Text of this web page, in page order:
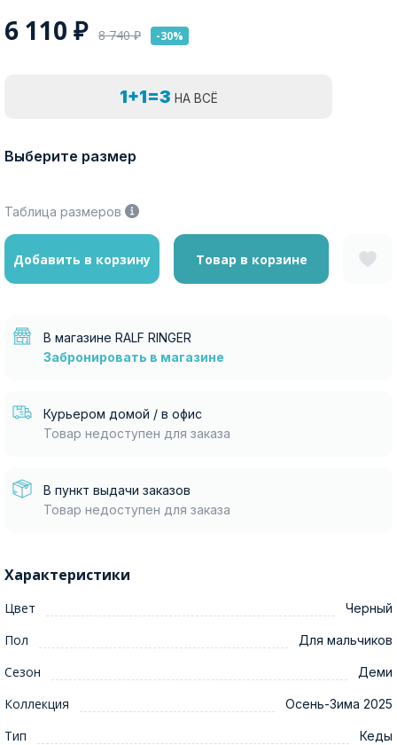
6 110 ₽ 8 740₽ -30%
1+1=3 НА ВСЁ
Выберите размер
Таблица размеров
Добавить в корзину Товар в корзине
В магазине RALF RINGER
Забронировать в магазине
Курьером домой / в офис
Товар недоступен для заказа
В пункт выдачи заказов
Товар недоступен для заказа
Характеристики
Цвет Черный
Пол Для мальчиков
Сезон Деми
Коллекция Осень-Зима 2025
Тип Кеды